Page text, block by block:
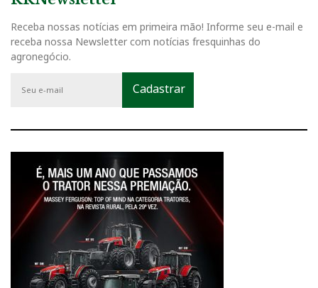
Receba nossas notícias em primeira mão! Informe seu e-mail e
receba nossa Newsletter com notícias fresquinhas do
agronegócio.